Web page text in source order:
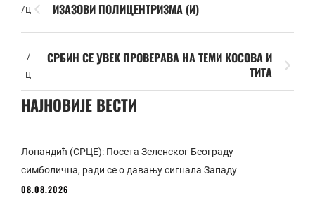
/ц ИЗАЗОВИ ПОЛИЦЕНТРИЗМА (И)
/
ц
СРБИН СЕ УВЕК ПРОВЕРАВА НА ТЕМИ КОСОВА И
ТИТА
НАЈНОВИЈЕ ВЕСТИ
Лопандић (СРЦЕ): Посета Зеленског Београду
симболична, ради се о давању сигнала Западу
08.08.2026